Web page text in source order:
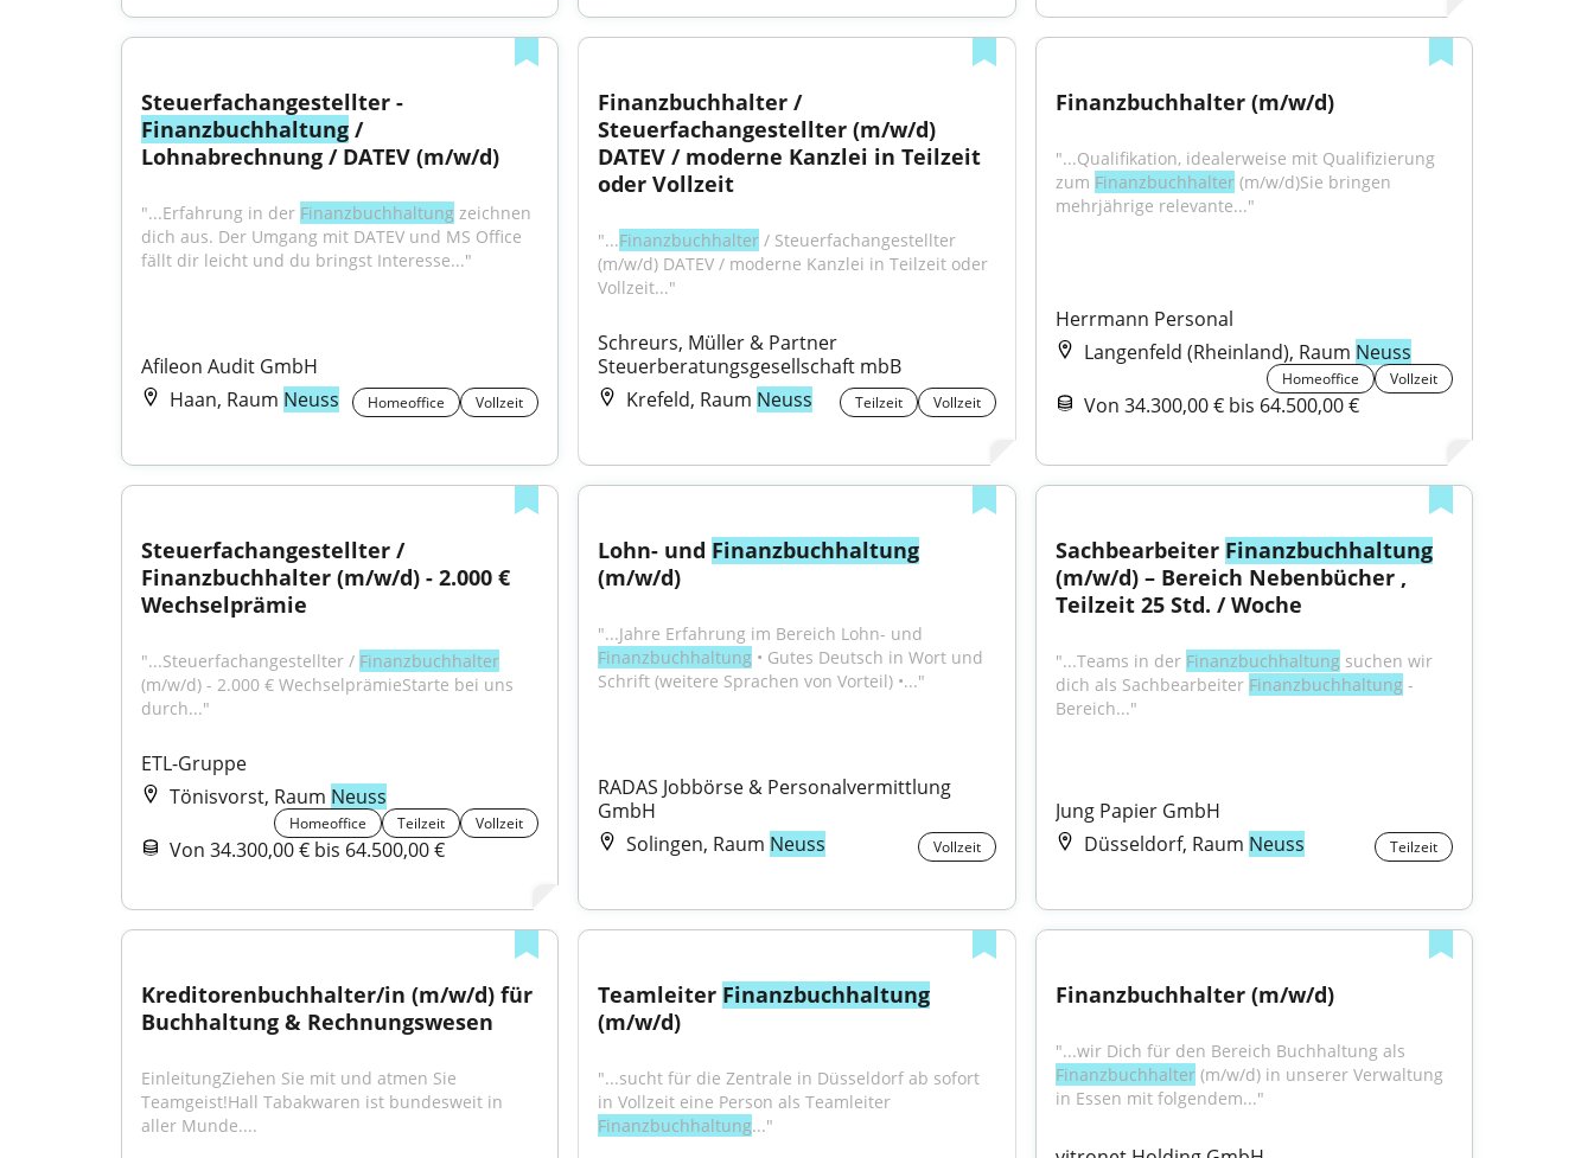
Finanzbuchhaltung /
Lohnabrechnung / DATEV (m/w/d)
"...Erfahrung in der Finanzbuchhaltung zeichnen
dich aus. Der Umgang mit DATEV und MS Office
fällt dir leicht und du bringst Interesse..."
Afileon Audit GmbH
Haan, Raum Neuss Homeoffice Vollzeit
Finanzbuchhalter /
Steuerfachangestellter (m/w/d)
DATEV / moderne Kanzlei in Teilzeit
oder Vollzeit
"...Finanzbuchhalter / Steuerfachangestellter
(m/w/d) DATEV / moderne Kanzlei in Teilzeit oder
Vollzeit..."
Schreurs, Müller & Partner
Steuerberatungsgesellschaft mbB
Krefeld, Raum Neuss Teilzeit Vollzeit
Finanzbuchhalter (m/w/d)
"...Qualifikation, idealerweise mit Qualifizierung
zum Finanzbuchhalter (m/w/d)Sie bringen
mehrjährige relevante..."
Herrmann Personal
Langenfeld (Rheinland), Raum Neuss
Homeoffice Vollzeit
Von 34.300,00 € bis 64.500,00 €
Steuerfachangestellter /
Finanzbuchhalter (m/w/d) - 2.000 €
Wechselprämie
"...Steuerfachangestellter / Finanzbuchhalter
(m/w/d) - 2.000 € WechselprämieStarte bei uns
durch..."
ETL-Gruppe
Tönisvorst, Raum Neuss
Homeoffice Teilzeit Vollzeit
Von 34.300,00 € bis 64.500,00 €
Lohn- und Finanzbuchhaltung
(m/w/d)
Finanzbuchhaltung • Gutes Deutsch in Wort und
Schrift (weitere Sprachen von Vorteil) •..."
RADAS Jobbörse & Personalvermittlung
GmbH
Solingen, Raum Neuss Vollzeit
Sachbearbeiter Finanzbuchhaltung
(m/w/d) – Bereich Nebenbücher ,
Teilzeit 25 Std. / Woche
"...Teams in der Finanzbuchhaltung suchen wir
dich als Sachbearbeiter Finanzbuchhaltung -
Bereich..."
Jung Papier GmbH
Düsseldorf, Raum Neuss Teilzeit
Kreditorenbuchhalter/in (m/w/d) für
Buchhaltung & Rechnungswesen
EinleitungZiehen Sie mit und atmen Sie
Teamgeist!Hall Tabakwaren ist bundesweit in
aller Munde....
Teamleiter Finanzbuchhaltung
(m/w/d)
"...sucht für die Zentrale in Düsseldorf ab sofort
Finanzbuchhaltung..."
Finanzbuchhalter (m/w/d)
Finanzbuchhalter (m/w/d) in unserer Verwaltung
in Essen mit folgendem..."